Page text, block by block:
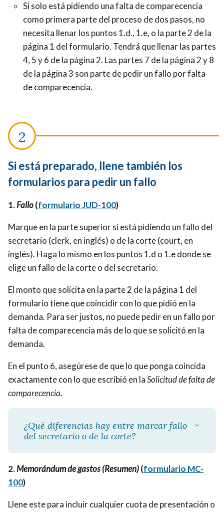
Si solo está pidiendo una falta de comparecencia
como primera parte del proceso de dos pasos, no
necesita llenar los puntos 1.d., 1.e, o la parte 2 de la
página 1 del formulario. Tendrá que llenar las partes
4, 5 y 6 de la página 2. Las partes 7 de la página 2 y 8
de la página 3 son parte de pedir un fallo por falta
de comparecencia.
Si está preparado, llene también los
formularios para pedir un fallo
1.Fallo(formulario JUD-100)
Marque en la parte superior si está pidiendo un fallo del
secretario (clerk, en inglés) o de la corte (court, en
inglés). Haga lo mismo en los puntos 1.d o 1.e donde se
elige un fallo de la corte o del secretario.
El monto que solicita en la parte 2 de la página 1 del
formulario tiene que coincidir con lo que pidió en la
demanda. Para ser justos, no puede pedir en un fallo por
falta de comparecencia más de lo que se solicitó en la
demanda.
En el punto 6, asegúrese de que lo que ponga coincida
exactamente con lo que escribió en laSolicitud de falta de
comparecencia.
¿Qué diferencias hay entre marcar fallo
del secretario o de la corte?
2.Memorándum de gastos (Resumen)(formulario MC-
100)
Llene este para incluir cualquier cuota de presentación o